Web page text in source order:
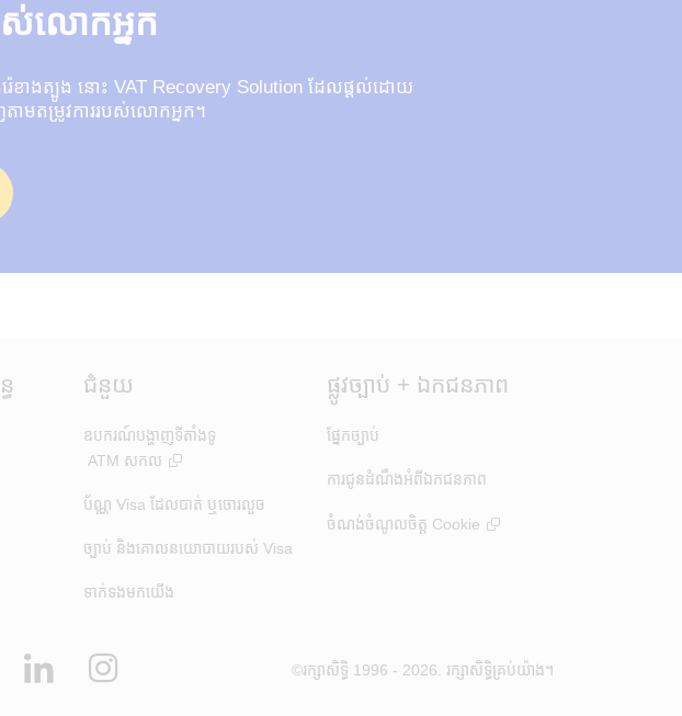
ស់លោកអ្នក
ខាងត្បូង នោះ VAT Recovery Solution ដែលផ្តល់ដោយ
មតម្រូវការរបស់លោកអ្នក។
ជំនួយ
ឧបករណ៍បង្ហាញទីតាំងទូ​
ATM សកល
ប័ណ្ណ Visa ដែលបាត់ ឬចោរលួច
ច្បាប់ និងគោលនយោបាយរបស់ Visa
ទាក់ទងមកយើង
ផ្លូវច្បាប់ + ឯកជនភាព
ផ្នែកច្បាប់
ការជូនដំណឹងអំពីឯកជនភាព
ចំណង់ចំណូលចិត្ត​ Cookie
LinkedIn ©រក្សាសិទ្ធិ 1996 - 2026. រក្សាសិទ្ធិគ្រប់យ៉ាង។